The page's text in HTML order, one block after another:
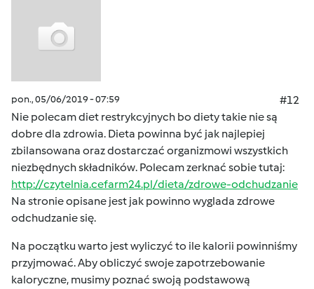
pon., 05/06/2019 - 07:59
#12
Nie polecam diet restrykcyjnych bo diety takie nie są
dobre dla zdrowia. Dieta powinna być jak najlepiej
zbilansowana oraz dostarczać organizmowi wszystkich
niezbędnych składników. Polecam zerknać sobie tutaj:
http://czytelnia.cefarm24.pl/dieta/zdrowe-odchudzanie
Na stronie opisane jest jak powinno wyglada zdrowe
odchudzanie się.
Na początku warto jest wyliczyć to ile kalorii powinniśmy
przyjmować. Aby obliczyć swoje zapotrzebowanie
kaloryczne, musimy poznać swoją podstawową